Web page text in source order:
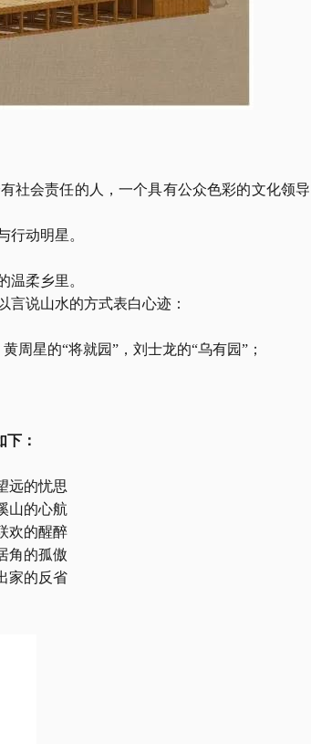
社会责任的人，一个具有公众色彩的文化领导
行动明星。
温柔乡里。
说山水的方式表白心迹：
，黄周星的“将就园”，刘士龙的“乌有园”；
：
远的忧思
山的心航
欢的醒醉
角的孤傲
家的反省